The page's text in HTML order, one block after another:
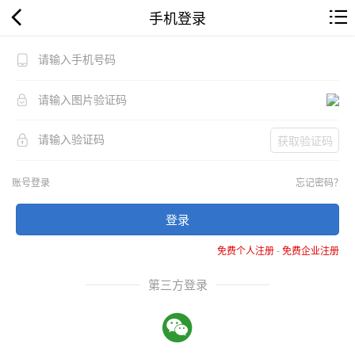
手机登录
获取验证码
账号登录 忘记密码？
登录
免费个人注册-免费企业注册
第三方登录